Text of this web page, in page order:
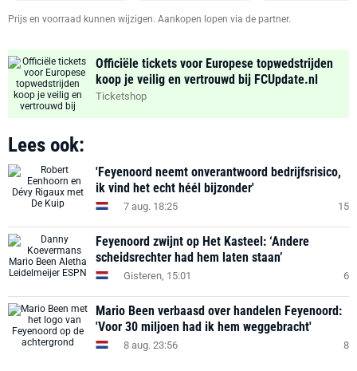
Prijs en voorraad kunnen wijzigen. Aankopen lopen via de partner.
Officiële tickets voor Europese topwedstrijden
koop je veilig en vertrouwd bij FCUpdate.nl
Ticketshop
Lees ook:
'Feyenoord neemt onverantwoord bedrijfsrisico,
ik vind het echt héél bijzonder'
7 aug. 18:25 15
Feyenoord zwijnt op Het Kasteel: ‘Andere
scheidsrechter had hem laten staan’
Gisteren, 15:01 6
Mario Been verbaasd over handelen Feyenoord:
'Voor 30 miljoen had ik hem weggebracht'
8 aug. 23:56 8